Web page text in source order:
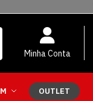
Minha Conta
OUTLET